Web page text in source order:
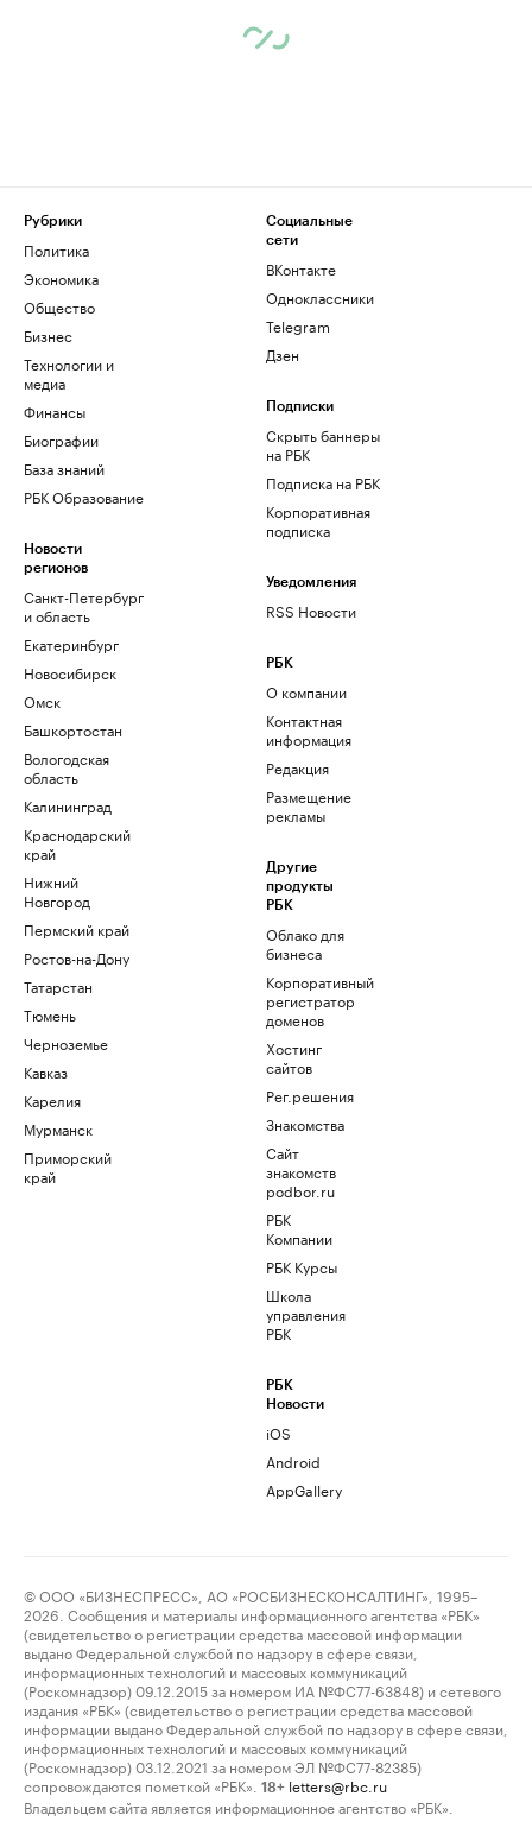
Рубрики
Политика
Экономика
Общество
Бизнес
Технологии и
медиа
Финансы
Биографии
База знаний
РБК Образование
Новости
регионов
Санкт-Петербург
и область
Екатеринбург
Новосибирск
Омск
Башкортостан
Вологодская
область
Калининград
Краснодарский
край
Нижний
Новгород
Пермский край
Ростов-на-Дону
Татарстан
Тюмень
Черноземье
Кавказ
Карелия
Мурманск
Приморский
край
Социальные
сети
ВКонтакте
Одноклассники
Telegram
Дзен
Подписки
Скрыть баннеры
на РБК
Подписка на РБК
Корпоративная
подписка
Уведомления
RSS Новости
РБК
О компании
Контактная
информация
Редакция
Размещение
рекламы
Другие
продукты
РБК
Облако для
бизнеса
Корпоративный
регистратор
доменов
Хостинг
сайтов
Рег.решения
Знакомства
Сайт
знакомств
podbor.ru
РБК
Компании
РБК Курсы
Школа
управления
РБК
РБК
Новости
iOS
Android
AppGallery
© ООО «БИЗНЕСПРЕСС», АО «РОСБИЗНЕСКОНСАЛТИНГ», 1995–
2026. Сообщения и материалы информационного агентства «РБК»
(свидетельство о регистрации средства массовой информации
выдано Федеральной службой по надзору в сфере связи,
информационных технологий и массовых коммуникаций
(Роскомнадзор) 09.12.2015 за номером ИА №ФС77-63848) и сетевого
издания «РБК» (свидетельство о регистрации средства массовой
информации выдано Федеральной службой по надзору в сфере связи,
информационных технологий и массовых коммуникаций
(Роскомнадзор) 03.12.2021 за номером ЭЛ №ФС77-82385)
сопровождаются пометкой «РБК».
18+ letters@rbc.ru
Владельцем сайта является информационное агентство «РБК».